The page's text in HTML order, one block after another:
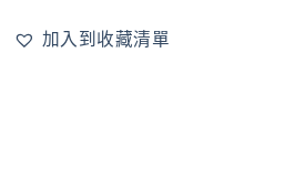
加入到收藏清單